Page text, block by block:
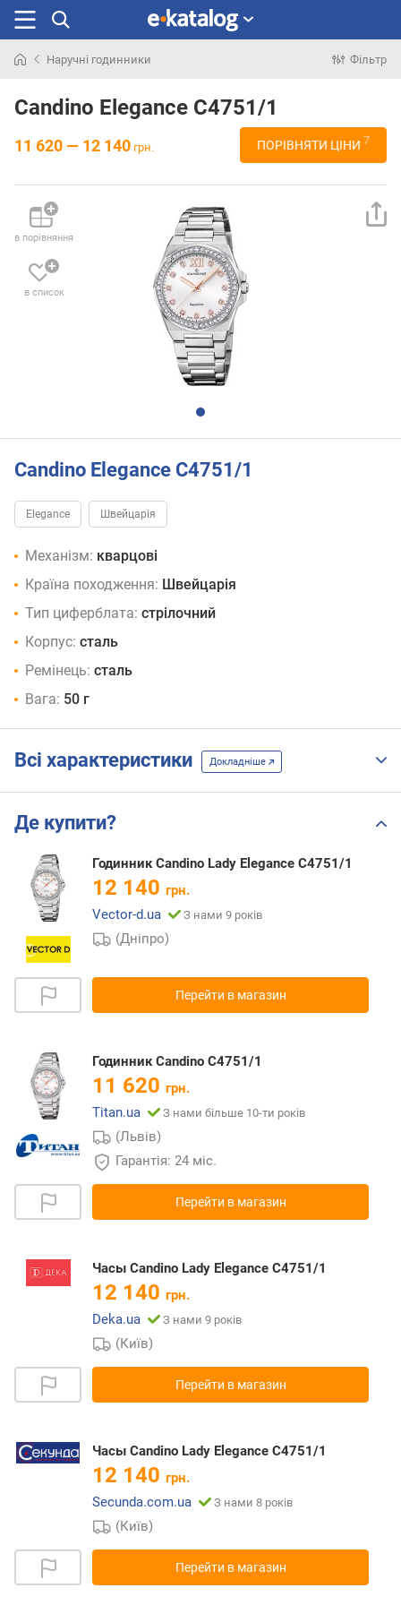
раніше
Наручні годинники Фільтр
Candino Elegance C4751/1
11 620 — 12 140 грн. ПОРІВНЯТИ ЦІНИ 7
в порівняння
в список
Candino Elegance C4751/1
Elegance Швейцарія
Механізм: кварцові
Країна походження: Швейцарія
Тип циферблата: стрілочний
Корпус: сталь
Ремінець: сталь
Вага: 50 г
Всі характеристики Докладніше
Де купити?
Годинник Candino Lady Elegance C4751/1
12 140 грн.
Vector-d.ua
З нами 9 років
(Дніпро)
Перейти в магазин
Годинник Candino C4751/1
11 620 грн.
Titan.ua
З нами більше 10-ти років
(Львів)
Гарантія: 24 міс.
Перейти в магазин
Часы Candino Lady Elegance C4751/1
12 140 грн.
Deka.ua
З нами 9 років
(Київ)
Перейти в магазин
Часы Candino Lady Elegance C4751/1
12 140 грн.
Secunda.com.ua
З нами 8 років
(Київ)
Перейти в магазин